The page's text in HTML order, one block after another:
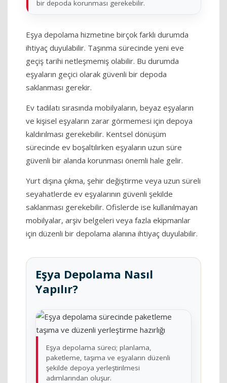
bir depoda korunması gerekebilir.
Eşya depolama hizmetine birçok farklı durumda
ihtiyaç duyulabilir. Taşınma sürecinde yeni eve
geçiş tarihi netleşmemiş olabilir. Bu durumda
eşyaların geçici olarak güvenli bir depoda
saklanması gerekir.
Ev tadilatı sırasında mobilyaların, beyaz eşyaların
ve kişisel eşyaların zarar görmemesi için depoya
kaldırılması gerekebilir. Kentsel dönüşüm
sürecinde ev boşaltılırken eşyaların uzun süre
güvenli bir alanda korunması önemli hale gelir.
Yurt dışına çıkma, şehir değiştirme veya uzun süreli
seyahatlerde ev eşyalarının güvenli şekilde
saklanması gerekebilir. Ofislerde ise kullanılmayan
mobilyalar, arşiv belgeleri veya fazla ekipmanlar
için düzenli bir depolama alanına ihtiyaç duyulabilir.
Eşya Depolama Nasıl
Yapılır?
Eşya depolama süreci; planlama,
paketleme, taşıma ve eşyaların düzenli
şekilde depoya yerleştirilmesi
adımlarından oluşur.